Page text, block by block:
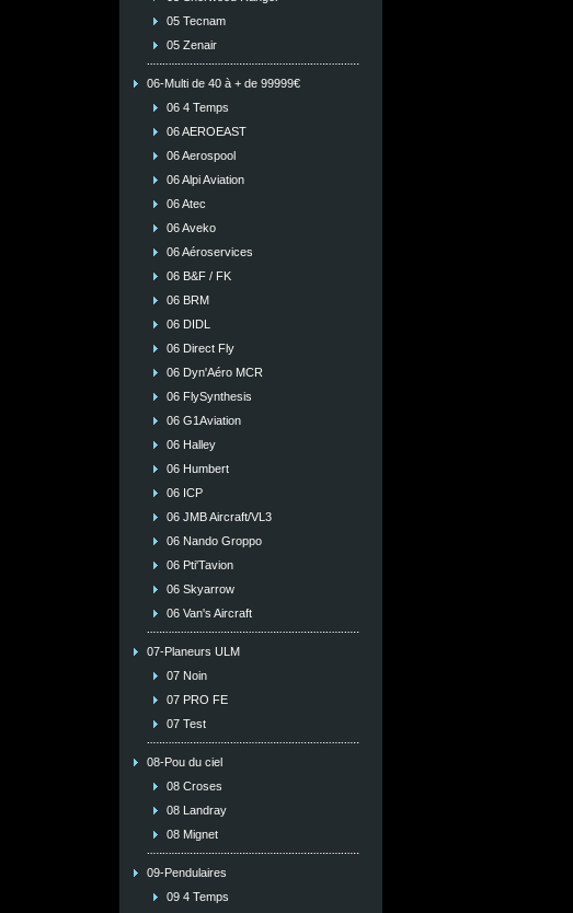
05 Tecnam
05 Zenair
06-Multi de 40 à + de 99999€
06 4 Temps
06 AEROEAST
06 Aerospool
06 Alpi Aviation
06 Atec
06 Aveko
06 Aéroservices
06 B&F / FK
06 BRM
06 DIDL
06 Direct Fly
06 Dyn'Aéro MCR
06 FlySynthesis
06 G1Aviation
06 Halley
06 Humbert
06 ICP
06 JMB Aircraft/VL3
06 Nando Groppo
06 Pti'Tavion
06 Skyarrow
06 Van's Aircraft
07-Planeurs ULM
07 Noin
07 PRO FE
07 Test
08-Pou du ciel
08 Croses
08 Landray
08 Mignet
09-Pendulaires
09 4 Temps